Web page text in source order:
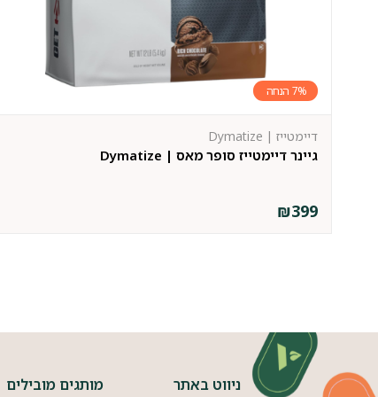
7%
גיינר דיימטייז סופר מאס | Dymatize
דיימטייז | Dymatize
₪399
ניווט באתר מותגים מובילים